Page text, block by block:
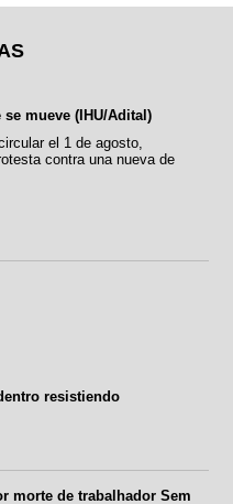
mueve (IHU/Adital)
el 1 de agosto,
contra una nueva de
resistiendo
morte de trabalhador Sem